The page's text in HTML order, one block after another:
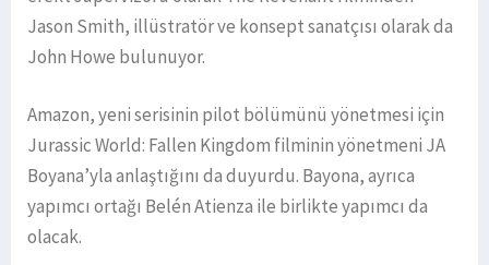
Jason Smith, illüstratör ve konsept sanatçısı olarak da
John Howe bulunuyor.
Amazon, yeni serisinin pilot bölümünü yönetmesi için
Jurassic World: Fallen Kingdom filminin yönetmeni JA
Boyana’yla anlaştığını da duyurdu. Bayona, ayrıca
yapımcı ortağı Belén Atienza ile birlikte yapımcı da
olacak.